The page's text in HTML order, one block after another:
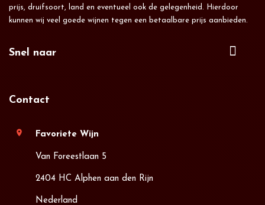
prijs, druifsoort, land en eventueel ook de gelegenheid. Hierdoor
kunnen wij veel goede wijnen tegen een betaalbare prijs aanbieden.
Snel naar
Contact
location_on Favoriete Wijn
Van Foreestlaan 5
2404 HC Alphen aan den Rijn
Nederland